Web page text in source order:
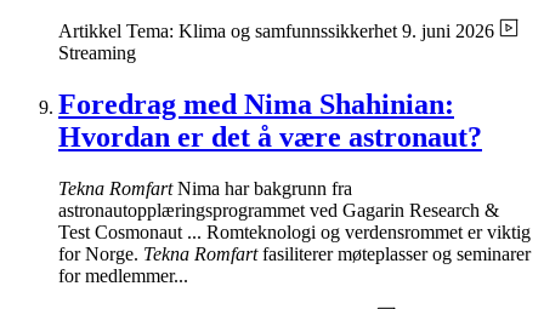
Artikkel Tema: Klima og samfunnssikkerhet 9. juni 2026
Streaming
Foredrag med Nima Shahinian:
Hvordan er det å være astronaut?
Tekna RomfartNima har bakgrunn fra
astronautopplæringsprogrammet ved Gagarin Research &
Test Cosmonaut ... Romteknologi og verdensrommet er viktig
for Norge. Tekna Romfartfasiliterer møteplasser og seminarer
for medlemmer...